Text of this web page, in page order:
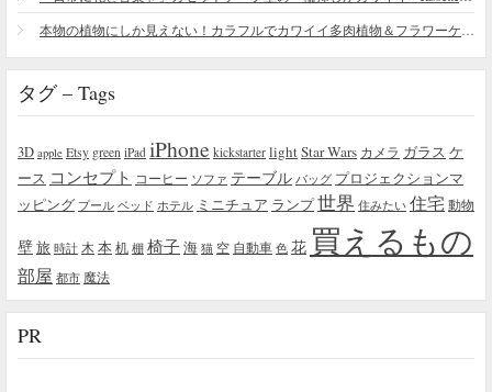
タグ – Tags
3D apple Etsy green iPad iPhone kickstarter lightStar Wars カメラ ガラス ケ
ース コンセプト コーヒー ソファ テーブル バッグ プロジェクションマ
ッピング プール ベッド ホテル ミニチュア ランプ世界 住みたい 住宅 動物
壁旅 時計 木 本机 棚 椅子海 猫 空 自動車 色 花 買えるもの
部屋 都市 魔法
PR